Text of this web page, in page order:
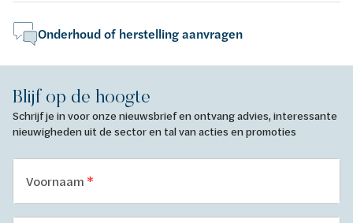
Onderhoud of herstelling aanvragen
Blijf op de hoogte
Schrijf je in voor onze nieuwsbrief en ontvang advies, interessante
nieuwigheden uit de sector en tal van acties en promoties
Voornaam